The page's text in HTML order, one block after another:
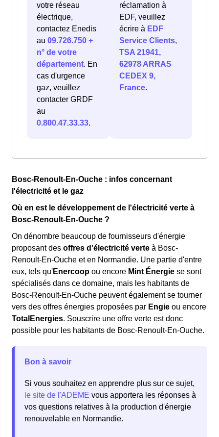
votre réseau
électrique,
contactez Enedis
au 09.726.750 +
n° de votre
département. En
cas d'urgence
gaz, veuillez
contacter GRDF
au
0.800.47.33.33.
réclamation à
EDF, veuillez
écrire à EDF
Service Clients,
TSA 21941,
62978 ARRAS
CEDEX 9,
France.
Bosc-Renoult-En-Ouche : infos concernant
l'électricité et le gaz
Où en est le développement de l'électricité verte à
Bosc-Renoult-En-Ouche ?
On dénombre beaucoup de fournisseurs d'énergie
proposant des offres d'électricité verte à Bosc-
Renoult-En-Ouche et en Normandie. Une partie d'entre
eux, tels qu'Enercoop ou encore Mint Énergie se sont
spécialisés dans ce domaine, mais les habitants de
Bosc-Renoult-En-Ouche peuvent également se tourner
vers des offres énergies proposées par Engie ou encore
TotalEnergies. Souscrire une offre verte est donc
possible pour les habitants de Bosc-Renoult-En-Ouche.
Bon à savoir
Si vous souhaitez en apprendre plus sur ce sujet,
le site de l'ADEME vous apportera les réponses à
vos questions relatives à la production d'énergie
renouvelable en Normandie.